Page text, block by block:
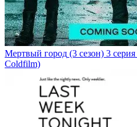
Мертвый город (3 сезон) 3 серия
Coldfilm)